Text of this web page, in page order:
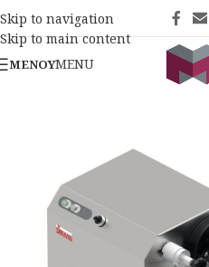
Skip to navigation
Skip to main content
ΜΕΝΟΎMENU